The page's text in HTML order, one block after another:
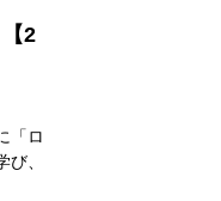
2
「ロ
、